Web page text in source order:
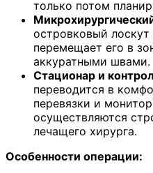
только потом
островковый
перемещает его в
аккуратными швами.
Стационар и
переводится в
перевязки и
осуществляются
лечащего хирурга.
Особенности операции: